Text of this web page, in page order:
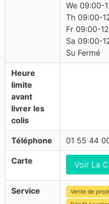
We 09:00-
Th 09:00-
Fr 09:00-
Sa 09:00-
Su Fermé
Heure
limite
avant
livrer les
colis
Téléphone 01 55 44
Carte Voir La
Service
Vente de